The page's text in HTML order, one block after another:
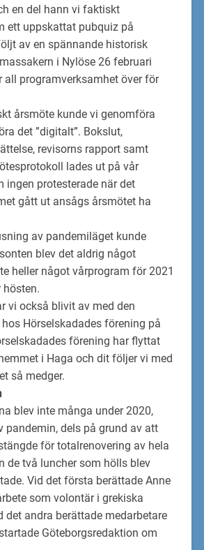
en del hann vi faktiskt
ett uppskattat pubquiz på
av en spännande historisk
i Nylöse 26 februari
all programverksamhet överför
årsmöte kunde vi genomföra
det ”digitalt”. Bokslut,
revisorns rapport samt
protokoll lades ut på vår
ingen protesterade när det
gått ut ansågs årsmötet ha
av pandemi läget kunde
blev det aldrig något
heller något vårprogram för 2021
vi också blivit av med den
hos Hörselskadades förening på
förening har flyttat
mmet i Haga och dit följervi med
så medger.
blev inte många under 2020,
pandemin, dels på grund av att
för totalrenovering av hela
de två luncher som hölls blev
Vid det första berättade Anne
som volontär i grekiska
det andra berättade medarbetare
Göteborgsredaktion om